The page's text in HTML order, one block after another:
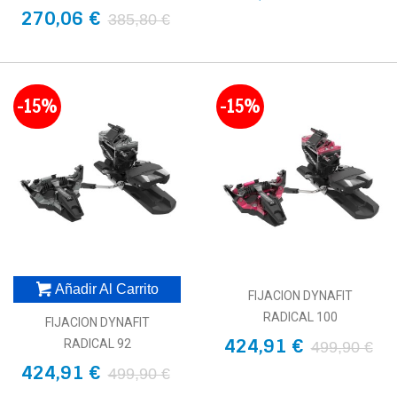
270,06 € 385,80 €
-15%
Añadir Al Carrito
FIJACION DYNAFIT
RADICAL 92
424,91 € 499,90 €
-15%
FIJACION DYNAFIT
RADICAL 100
424,91 € 499,90 €